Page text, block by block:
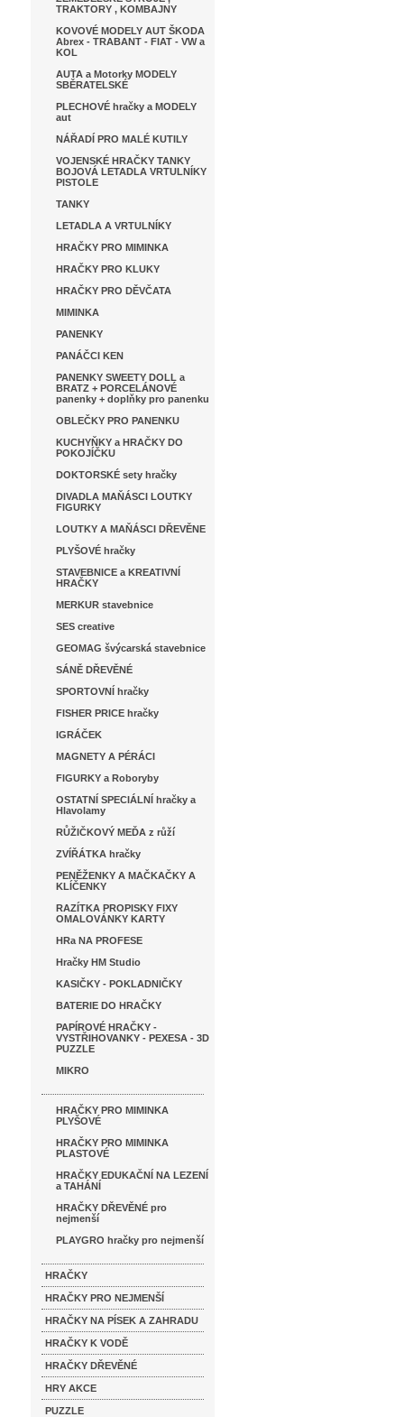
TRAKTORY , KOMBAJNY
KOVOVÉ MODELY AUT ŠKODA
Abrex - TRABANT - FIAT - VW a
KOL
AUTA a Motorky MODELY
SBĚRATELSKÉ
PLECHOVÉ hračky a MODELY
aut
NÁŘADÍ PRO MALÉ KUTILY
VOJENSKÉ HRAČKY TANKY
BOJOVÁ LETADLA VRTULNÍKY
PISTOLE
TANKY
LETADLA A VRTULNÍKY
HRAČKY PRO MIMINKA
HRAČKY PRO KLUKY
HRAČKY PRO DĚVČATA
MIMINKA
PANENKY
PANÁČCI KEN
PANENKY SWEETY DOLL a
BRATZ + PORCELÁNOVÉ
panenky + doplňky pro panenku
OBLEČKY PRO PANENKU
KUCHYŇKY a HRAČKY DO
POKOJÍČKU
DOKTORSKÉ sety hračky
DIVADLA MAŇÁSCI LOUTKY
FIGURKY
LOUTKY A MAŇÁSCI DŘEVĚNE
PLYŠOVÉ hračky
STAVEBNICE a KREATIVNÍ
HRAČKY
MERKUR stavebnice
SES creative
GEOMAG švýcarská stavebnice
SÁNĚ DŘEVĚNÉ
SPORTOVNÍ hračky
FISHER PRICE hračky
IGRÁČEK
MAGNETY A PÉRÁCI
FIGURKY a Roboryby
OSTATNÍ SPECIÁLNÍ hračky a
Hlavolamy
RŮŽIČKOVÝ MEĎA z růží
ZVÍŘÁTKA hračky
PENĚŽENKY A MAČKAČKY A
KLÍČENKY
RAZÍTKA PROPISKY FIXY
OMALOVÁNKY KARTY
HRa NA PROFESE
Hračky HM Studio
KASIČKY - POKLADNIČKY
BATERIE DO HRAČKY
PAPÍROVÉ HRAČKY -
VYSTŘIHOVANKY - PEXESA - 3D
PUZZLE
MIKRO
HRAČKY PRO MIMINKA
PLYŠOVÉ
HRAČKY PRO MIMINKA
PLASTOVÉ
HRAČKY EDUKAČNÍ NA LEZENÍ
a TAHÁNÍ
HRAČKY DŘEVĚNÉ pro
nejmenší
PLAYGRO hračky pro nejmenší
HRAČKY
HRAČKY PRO NEJMENŠÍ
HRAČKY NA PÍSEK A ZAHRADU
HRAČKY K VODĚ
HRAČKY DŘEVĚNÉ
HRY AKCE
PUZZLE